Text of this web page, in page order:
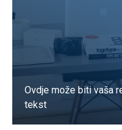
Ovdje može biti vaša
tekst